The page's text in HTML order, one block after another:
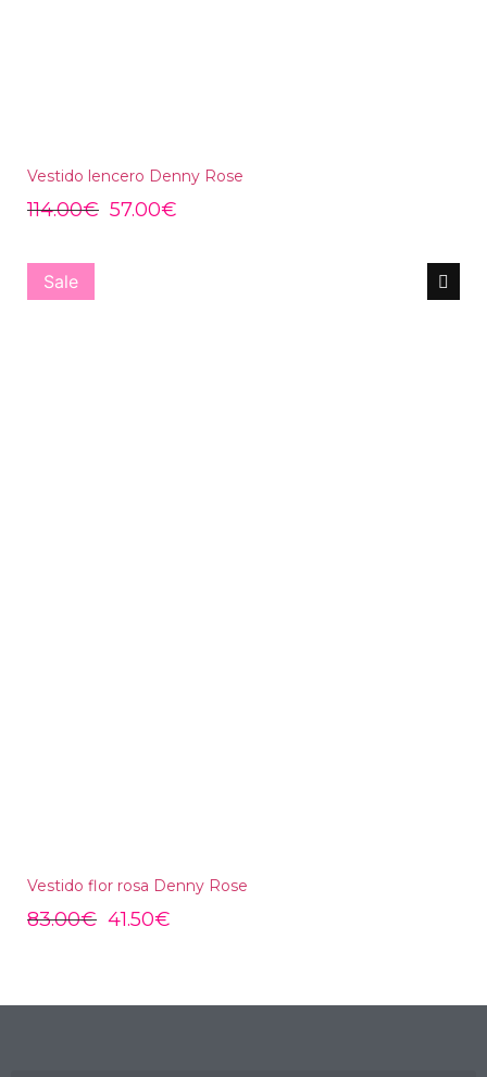
Vestido lencero Denny Rose
114.00€ 57.00€
Sale
Vestido flor rosa Denny Rose
83.00€ 41.50€